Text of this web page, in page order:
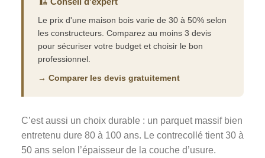
Le prix d'une maison bois varie de 30 à 50% selon
les constructeurs. Comparez au moins 3 devis
pour sécuriser votre budget et choisir le bon
professionnel.
→ Comparer les devis gratuitement
C’est aussi un choix durable : un parquet massif bien
entretenu dure 80 à 100 ans. Le contrecollé tient 30 à
50 ans selon l’épaisseur de la couche d’usure.